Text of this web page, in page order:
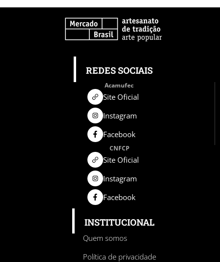
REDES SOCIAIS
Acamufec
Site Oficial
Instagram
Facebook
CNFCP
Site Oficial
Instagram
Facebook
INSTITUCIONAL
Quem somos
Política de privacidade